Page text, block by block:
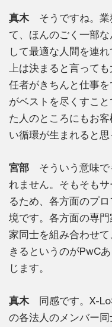
真木そうですね。業
て、ほんのごく一部
して最適な人間を連
上は決まると言って
任者がきちんと仕事
がベストを尽くすこ
た人のところにもお
い循環が生まれると思
宮部 そういう意味で
れません。そもそも
るため、各方面のプ
境です。各方面の専
家同士を組み合わせ
きるというのがPwC
じます。
真木同感です。X-
の各法人のメンバー